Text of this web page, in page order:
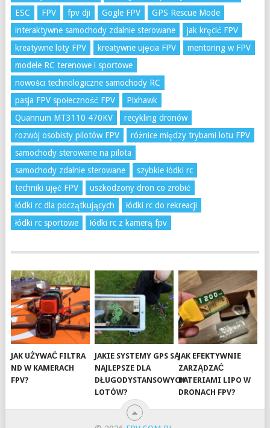
ESC
FPV fpv dji Gogle FPV
GPS Rescue Mode
interaktywne samochody zdalnie sterowane
jak kręcić FPV
kreatywne loty FPV
kreatywne ujęcia FPV
mentoring w FPV
modele RC terenowe i sportowe
nowości technologiczne samochody RC
pasja FPV społeczność FPV
Pixhawk
Quannum MT3110 470KV
recykling dronów
rozwój osobisty pilotów FPV
różnice między trybami lotu FPV
samochody sterowane na pilota
samochody zdalnie sterowane
szybkie łódki rc
techniki ujęć FPV
uszkodzony dron co zrobić
łódki rc dla początkujących
łódki rc do rekreacji
łódki rc sportowe
łódki rc z kamerą fpv
JAK UŻYWAĆ FILTRA
ND W KAMERACH
FPV?
JAKIE SYSTEMY GPS SĄ
NAJLEPSZE DLA
DŁUGODYSTANSOWYCH
LOTÓW?
JAK EFEKTYWNIE
ZARZĄDZAĆ
BATERIAMI LIPO W
DRONACH FPV?